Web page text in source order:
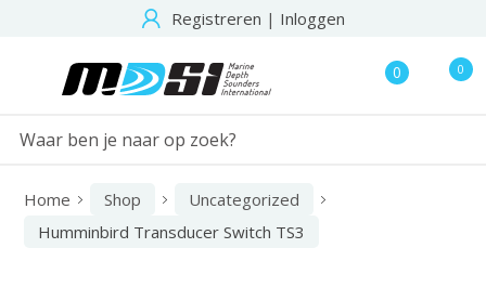
Registreren | Inloggen
0 0
Home Shop
Uncategorized
Humminbird Transducer Switch TS3